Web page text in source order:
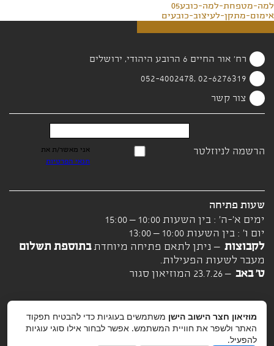
למה-מטפחת-למה-כובע05
אימום-מתקן-לעיצוב-כובעים
רח' אור החיים 6 הרובע היהודי, ירושלים
02-6276319 ,052-4002478
צור קשר
הרשמה לניוזלטר
אני מאשר/ת את
תנאי הפרטיות
שעות פתיחה
ימים א'-ה' : בין השעות 10:00 – 15:00
יום ו' : בין השעות 10:00 – 13:00
לקבוצות – ניתן לתאם פתיחה מיוחדתבתוספת תשלום
מעבר לשעות הפעילות.
ט' באב– 23.7.26 המוזיאון סגור
מוזיאון חצר הישוב הישן משתמשים בעוגיות כדי להבטיח תפקוד
האתר ולשפר את חוויית המשתמש. אפשר לבחור אילו סוגי עוגיות
להפעיל.